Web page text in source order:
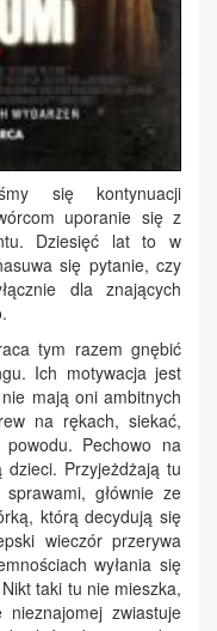
się kontynuacji
uporanie się z
Dziesięć lat to w
się pytanie, czy
dla znających
tym razem gnębić
Ich motywacja jest
mają oni ambitnych
na rękach, siekać,
Pechowo na
Przyjeżdżają tu
głównie ze
którą decydują się
wieczór przerywa
wyłania się
taki tu nie mieszka,
zwiastuje